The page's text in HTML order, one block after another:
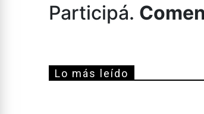
Participá.
Lo más leído